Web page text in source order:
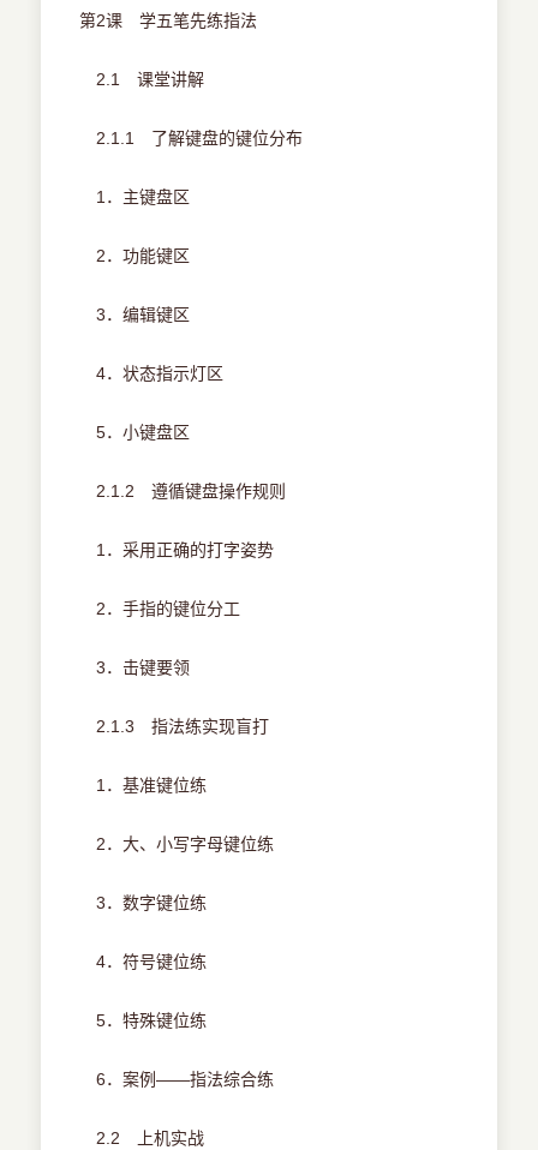
第2课 学五笔先练指法
2.1 课堂讲解
2.1.1 了解键盘的键位分布
1．主键盘区
2．功能键区
3．编辑键区
4．状态指示灯区
5．小键盘区
2.1.2 遵循键盘操作规则
1．采用正确的打字姿势
2．手指的键位分工
3．击键要领
2.1.3 指法练实现盲打
1．基准键位练
2．大、小写字母键位练
3．数字键位练
4．符号键位练
5．特殊键位练
6．案例——指法综合练
2.2 上机实战